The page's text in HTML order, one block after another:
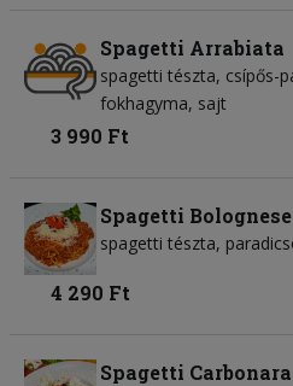
Spagetti Arrabiata
spagetti tészta csípős-
fokhagyma sajt
3 990 Ft
Spagetti Bolognese
spagetti tészta
4 290 Ft
Spagetti Carbonara